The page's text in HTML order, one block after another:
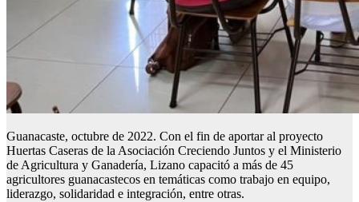
Guanacaste, octubre de 2022. Con el fin de aportar al proyecto
Huertas Caseras de la Asociación Creciendo Juntos y el Ministerio
de Agricultura y Ganadería, Lizano capacitó a más de 45
agricultores guanacastecos en temáticas como trabajo en equipo,
liderazgo, solidaridad e integración, entre otras.